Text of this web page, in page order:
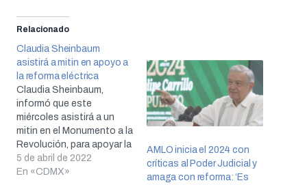
Relacionado
Claudia Sheinbaum
asistirá a mitin en apoyo a
la reforma eléctrica
Claudia Sheinbaum,
informó que este
miércoles asistirá a un
mitin en el Monumento a la
Revolución, para apoyar la
propuesta de Ley de la
Reforma Energética del
5 de abril de 2022
En «CDMX»
AMLO inicia el 2024 con
críticas al Poder Judicial y
amaga con reforma: ‘Es